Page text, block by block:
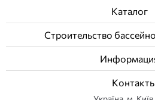
Так же строим бассейны и
следующие города:
| |
Все для бассейна
Существует минимальный стандартный
не будет функционировать ни
Каталог
Строительство